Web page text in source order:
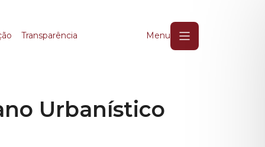
Transparência Menu
Urbanístico